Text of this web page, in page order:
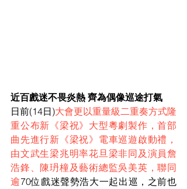
近百戲迷不畏炎熱 齊為偶像巡途打氣
日前(14日)大會更以重量級二重奏方式隆
重公布新《梁祝》大型粵劇製作，首部
曲先進行新《梁祝》電車巡遊啟動禮，
由文武生梁兆明率花旦梁非同及演員詹
浩鋒、陳玬橦及藝術總監吳美英，聯同
逾70位戲迷聲勢浩大一起出巡，之前也